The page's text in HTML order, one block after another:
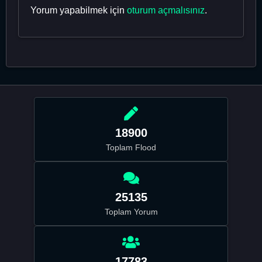
Yorum yapabilmek için oturum açmalısınız.
18900
Toplam Flood
25135
Toplam Yorum